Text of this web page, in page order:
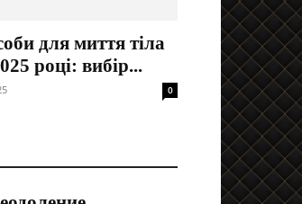
для миття тіла
році: вибір...
0